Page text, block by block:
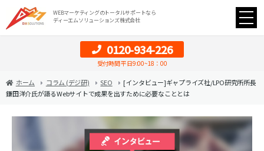
WEBマーケティングのトータルサポートなら
ディーエムソリューションズ株式会社
0120-934-226
受付時間 平日9:00~18：00
ホーム コラム (デジ研) SEO
[インタビュー]ギャプライズ社/LPO研究所所長
鎌田洋介氏が語るWebサイトで成果を出すために必要なこととは